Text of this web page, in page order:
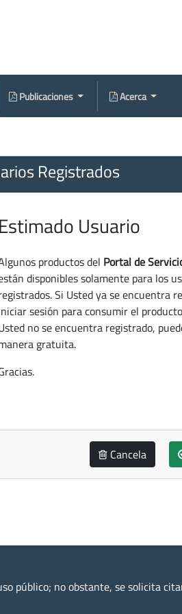
Publicaciones Acerca
Registrados
Estimado Usuario
productos del Portal de
disponibles solamente para los
Si Usted ya se encuentra
sesión para consumir el
no se encuentra registrado,
gratuita.
Cancela
público; no obstante, se solicita